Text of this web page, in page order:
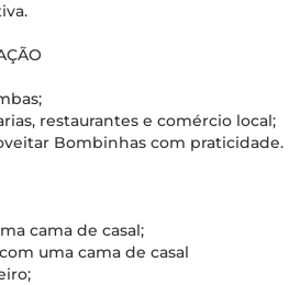
restaurantes e comércio local;
Bombinhas com praticidade.
cama de casal;
uma cama de casal